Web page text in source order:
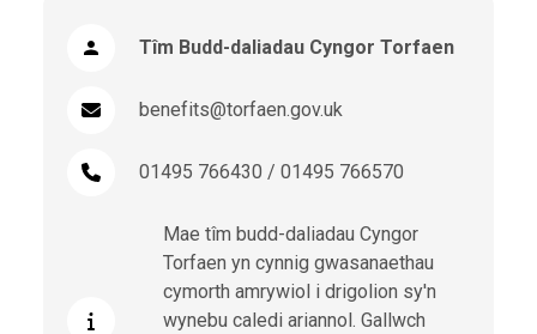
Tîm Budd-daliadau Cyngor Torfaen
benefits@torfaen.gov.uk
01495 766430 / 01495 766570
Mae tîm budd-daliadau Cyngor
Torfaen yn cynnig gwasanaethau
cymorth amrywiol i drigolion sy'n
wynebu caledi ariannol. Gallwch